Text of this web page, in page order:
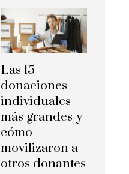
Las 15
donaciones
individuales
más grandes y
cómo
movilizaron a
otros donantes